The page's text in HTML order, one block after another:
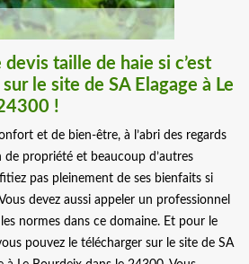
devis taille de haie si c’est
le site de SA Elagage à Le
!
et de bien-être, à l’abri des regards
propriété et beaucoup d’autres
pas pleinement de ses bienfaits si
devez aussi appeler un professionnel
normes dans ce domaine. Et pour le
pouvez le télécharger sur le site de SA